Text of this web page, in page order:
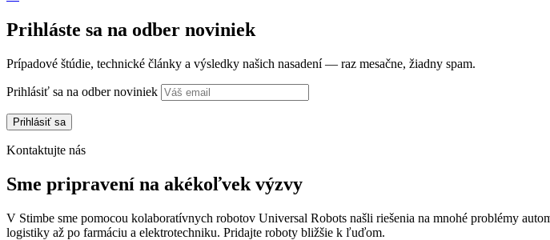
Prihláste sa na odber noviniek
Prípadové štúdie, technické články a výsledky našich nasadení — raz mesačne, žiadny spam.
Prihlásiť sa na odber noviniek
Kontaktujte nás
Sme pripravení na akékoľvek výzvy
V Stimbe sme pomocou kolaboratívnych robotov Universal Robots našli riešenia na mnohé problémy
logistiky až po farmáciu a elektrotechniku. Pridajte roboty bližšie k ľuďom.